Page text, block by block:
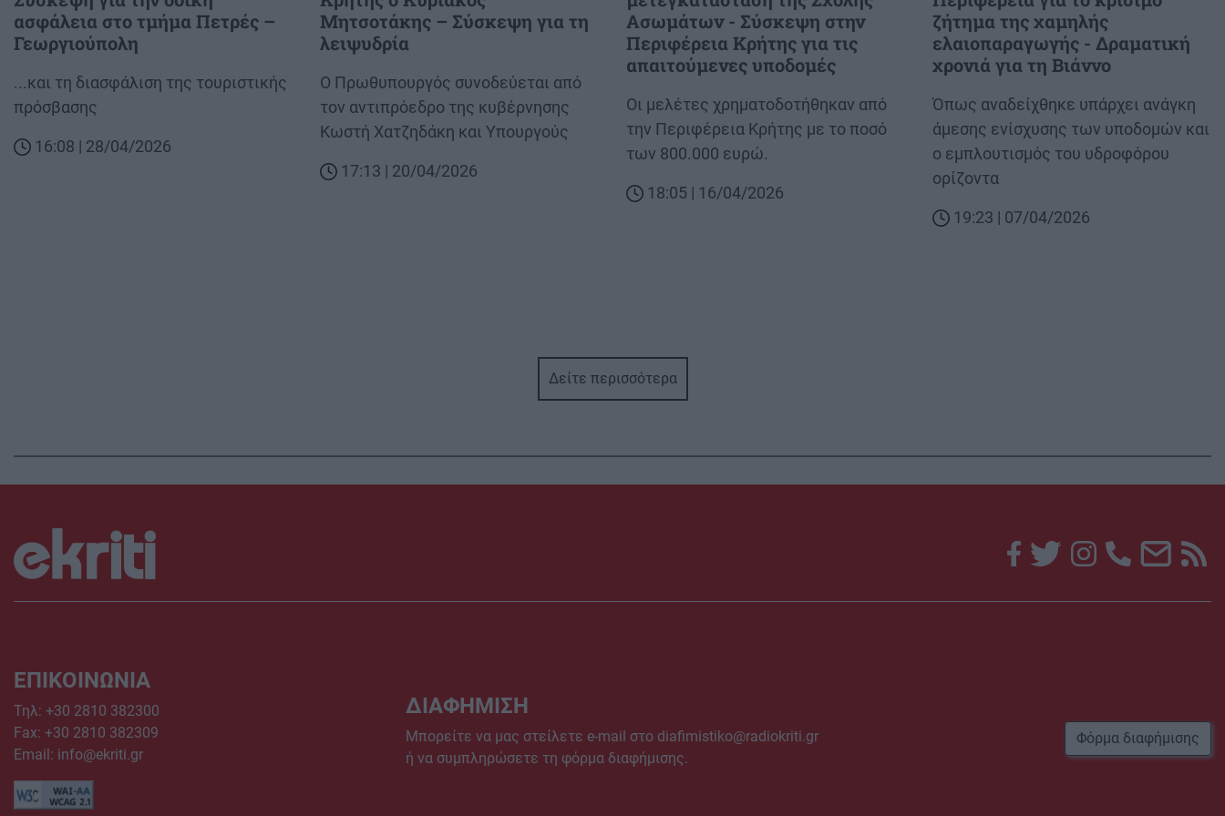
ασφάλεια στο τμήμα Πετρές –
Γεωργιούπολη
Body
...και τη διασφάλιση της τουριστικής
πρόσβασης
16:08 | 28/04/2026
Μητσοτάκης – Σύσκεψη για τη
λειψυδρία
Body
Ο Πρωθυπουργός συνοδεύεται από
τον αντιπρόεδρο της κυβέρνησης
Κωστή Χατζηδάκη και Υπουργούς
17:13 | 20/04/2026
Ασωμάτων - Σύσκεψη στην
Περιφέρεια Κρήτης για τις
απαιτούμενες υποδομές
Body
Οι μελέτες χρηματοδοτήθηκαν από
την Περιφέρεια Κρήτης με το ποσό
των 800.000 ευρώ.
18:05 | 16/04/2026
ζήτημα της χαμηλής
ελαιοπαραγωγής - Δραματική
χρονιά για τη Βιάννο
Body
Όπως αναδείχθηκε υπάρχει ανάγκη
άμεσης ενίσχυσης των υποδομών και
ο εμπλουτισμός του υδροφόρου
ορίζοντα
19:23 | 07/04/2026
Δείτε περισσότερα
ΕΠΙΚΟΙΝΩΝΙΑ
Τηλ: +30 2810 382300
Fax: +30 2810 382309
Email: info@ekriti.gr
ΔΙΑΦΗΜΙΣΗ
Μπορείτε να μας στείλετε e-mail στο diafimistiko@radiokriti.gr
ή να συμπληρώσετε τη φόρμα διαφήμισης.
Φόρμα διαφήμισης